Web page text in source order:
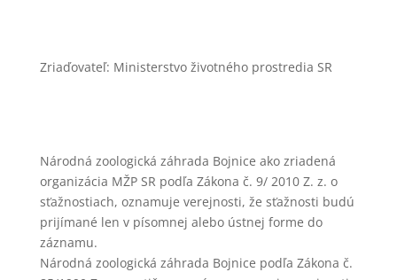
Zriaďovateľ: Ministerstvo životného prostredia SR
Národná zoologická záhrada Bojnice ako zriadená
organizácia MŽP SR podľa Zákona č. 9/ 2010 Z. z. o
sťažnostiach, oznamuje verejnosti, že sťažnosti budú
prijímané len v písomnej alebo ústnej forme do
záznamu.
Národná zoologická záhrada Bojnice podľa Zákona č.